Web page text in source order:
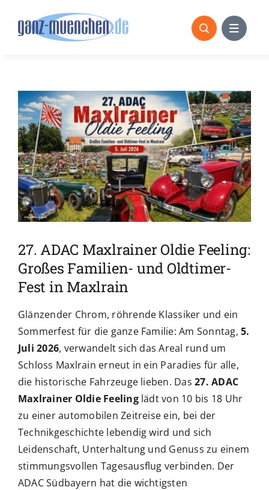
27. ADAC Maxlrainer Oldie Feeling:
Großes Familien- und Oldtimer-
Fest in Maxlrain
Glänzender Chrom, röhrende Klassiker und ein
Sommerfest für die ganze Familie: Am Sonntag,5.
Juli 2026, verwandelt sich das Areal rund um
Schloss Maxlrain erneut in ein Paradies für alle,
die historische Fahrzeuge lieben. Das27. ADAC
Maxlrainer Oldie Feelinglädt von 10 bis 18 Uhr
zu einer automobilen Zeitreise ein, bei der
Technikgeschichte lebendig wird und sich
Leidenschaft, Unterhaltung und Genuss zu einem
stimmungsvollen Tagesausflug verbinden. Der
ADAC Südbayern hat die wichtigsten